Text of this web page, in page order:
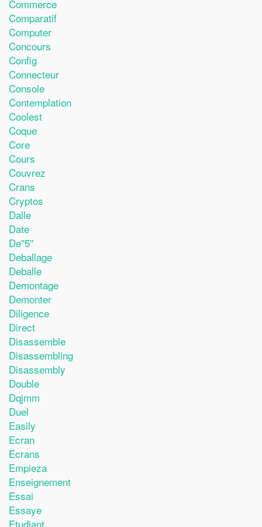
Commerce
Comparatif
Computer
Concours
Config
Connecteur
Console
Contemplation
Coolest
Coque
Core
Cours
Couvrez
Crans
Cryptos
Dalle
Date
De''5''
Deballage
Deballe
Demontage
Demonter
Diligence
Direct
Disassemble
Disassembling
Disassembly
Double
Dqjmm
Duel
Easily
Ecran
Ecrans
Empieza
Enseignement
Essai
Essaye
Etudiant